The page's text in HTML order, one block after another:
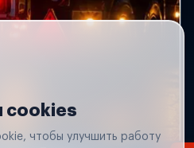
cookies
чтобы улучшить работу